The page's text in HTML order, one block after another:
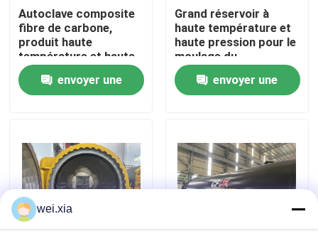
Visite de l'usine
Contrôle de la qualité
Nous contacter
Nouvelles
Les affaires
Autoclave d'AAC
Autoclave composite
fibre de carbone,
produit haute
température et haute
pression, supporte la
personnalisation,
système complet
envoyer une
Grand réservoir à
haute température et
haute pression pour le
moulage du
durcissement à la
fibre de carbone
envoyer une
wei.xia